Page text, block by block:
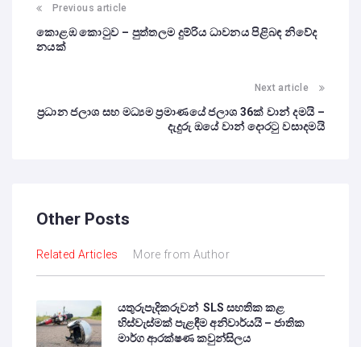
Previous article
කොළඹ කොටුව – පුත්තලම දුම්රිය ධාවනය පිළිබඳ නිවේද
නයක්
Next article
ප්‍රධාන ජලාශ සහ මධ්‍යම ප්‍රමාණයේ ජලාශ 36ක් වාන් දමයි –
දැදුරු ඔයේ වාන් දොරටු වසාදමයි
Other Posts
Related Articles More from Author
යතුරුපැදිකරුවන් SLS සහතික කළ
හිස්වැස්මක් පැළඳීම අනිවාර්යයි – ජාතික
මාර්ග ආරක්ෂණ කවුන්සිලය